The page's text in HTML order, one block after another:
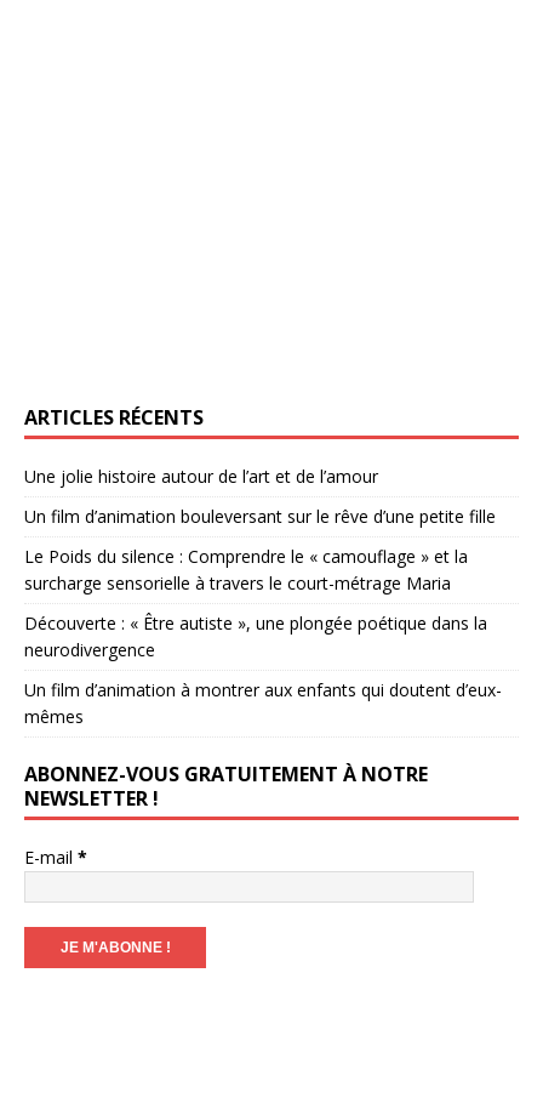
ARTICLES RÉCENTS
Une jolie histoire autour de l’art et de l’amour
Un film d’animation bouleversant sur le rêve d’une petite fille
Le Poids du silence : Comprendre le « camouflage » et la
surcharge sensorielle à travers le court-métrage Maria
Découverte : « Être autiste », une plongée poétique dans la
neurodivergence
Un film d’animation à montrer aux enfants qui doutent d’eux-
mêmes
ABONNEZ-VOUS GRATUITEMENT À NOTRE
NEWSLETTER !
E-mail *